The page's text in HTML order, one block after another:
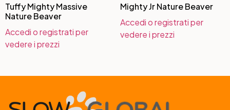
Tuffy Mighty Massive
Nature Beaver
Accedi o registrati per
vedere i prezzi
Mighty Jr Nature Beaver
Accedi o registrati per
vedere i prezzi